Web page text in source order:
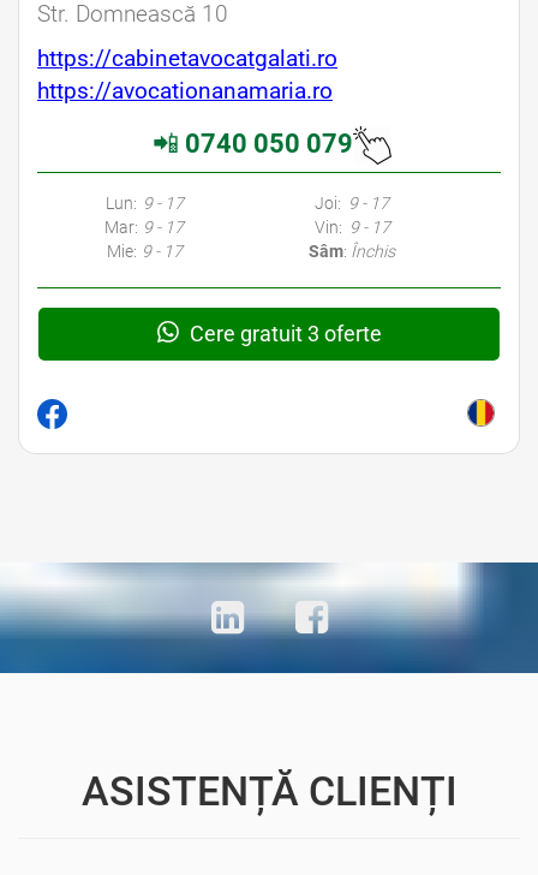
Str. Domnească 10
https://cabinetavocatgalati.ro
https://avocationanamaria.ro
📲 0740 050 079
Avocati Galati • Cabinete Avocatura Galati • Avocati Specializati Galati • Avocat Bun Galati • Avocat Galati • Galati Avocat • Avocat Specializat Galati
Lun: 9 - 17
Mar: 9 - 17
Mie: 9 - 17
Joi: 9 - 17
Vin: 9 - 17
Sâm: Închis
Cere gratuit 3 oferte
ASISTENȚĂ CLIENȚI